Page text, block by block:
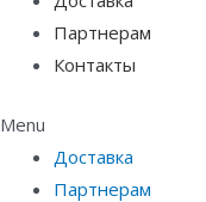
Партнерам
Контакты
Menu
Доставка
Партнерам